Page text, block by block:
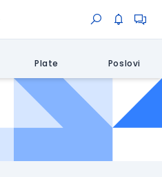
Plate Poslovi